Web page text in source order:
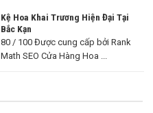
Kệ Hoa Khai Trương Hiện Đại Tại
Bắc Kạn
80 / 100 Được cung cấp bởi Rank
Math SEO Cửa Hàng Hoa ...